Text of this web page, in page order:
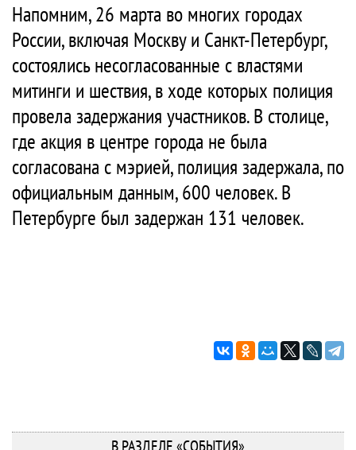
Напомним, 26 марта во многих городах
России, включая Москву и Санкт-Петербург,
состоялись несогласованные с властями
митинги и шествия, в ходе которых полиция
провела задержания участников. В столице,
где акция в центре города не была
согласована с мэрией, полиция задержала, по
официальным данным, 600 человек. В
Петербурге был задержан 131 человек.